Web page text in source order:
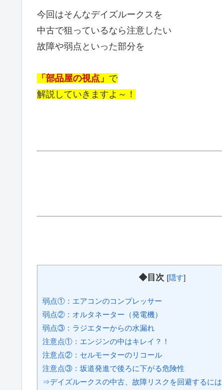
今回はそんなデイズルークスを
中古で狙っているなら注意したい
故障や弱点といった部分を
「部品屋の視点」 で
解説していきますよ～！
◆目次 [隠す]
弱点①：エアコンのコンプレッサー
弱点②：オルタネーター（発電機）
弱点③：ラジエターからの水漏れ
注意点①：エンジンの中はキレイ？！
注意点②：セルモーターのリコール
注意点③：坂道発進で後ろに下がる危険性
⇒デイズルークスの中古、故障リスクを回避するには